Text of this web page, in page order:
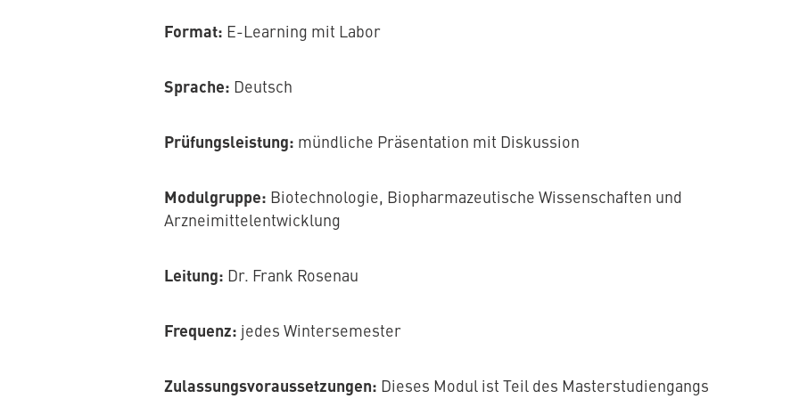
Format: E-Learning mit Labor
Sprache: Deutsch
Prüfungsleistung: mündliche Präsentation mit Diskussion
Modulgruppe: Biotechnologie, Biopharmazeutische Wissenschaften und
Arzneimittelentwicklung
Leitung: Dr. Frank Rosenau
Frequenz: jedes Wintersemester
Zulassungsvoraussetzungen: Dieses Modul ist Teil des Masterstudiengangs